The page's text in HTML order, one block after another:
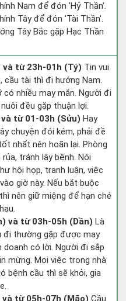
Nam để đón 'Hỷ Thần'.
Tây để đón 'Tài Thần'.
Tây Bắc gặp Hạc Thần
và từ 23h-01h (Tý) Tin vui
cầu tài thì đi hướng Nam.
nhiều may mắn. Người đi
đều gặp thuận lợi.
từ 01-03h (Sửu) Hay
chuyện đói kém, phải đề
nhất nên hoãn lại. Phòng
tránh lây bệnh. Nói
hội họp, tranh luận, việc
giờ này. Nếu bắt buộc
nên giữ miệng để hạn ché
và từ 03h-05h (Dần) Là
đi thường gặp được may
doanh có lời. Người đi sắp
mừng. Mọi việc trong nhà
bệnh cầu thì sẽ khỏi, gia
từ 05h-07h (Mão) Cầu